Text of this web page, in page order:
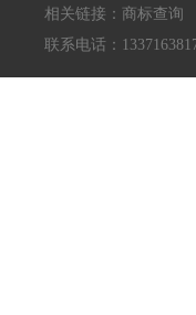
相关链接： 商标查询
联系电话：